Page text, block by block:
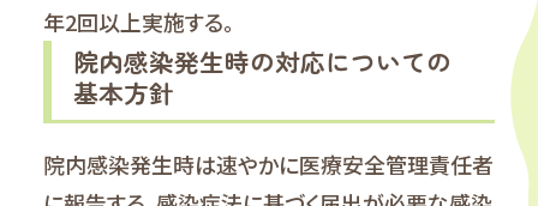
年2回以上実施する。
院内感染発生時の対応についての
基本方針
院内感染発生時は速やかに医療安全管理責任者